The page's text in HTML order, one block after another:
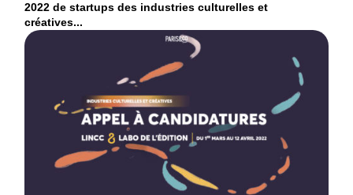
2022 de startups des industries culturelles et
créatives...